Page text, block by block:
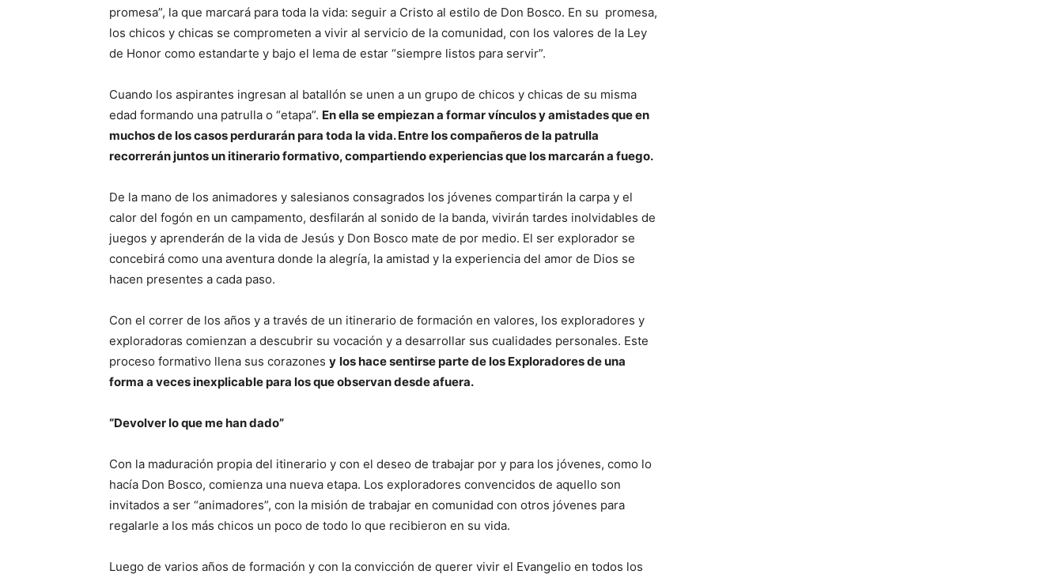
promesa”, la que marcará para toda la vida: seguir a Cristo al estilo de Don Bosco. En su promesa,
los chicos y chicas se comprometen a vivir al servicio de la comunidad, con los valores de la Ley
de Honor como estandarte y bajo el lema de estar “siempre listos para servir”.
Cuando los aspirantes ingresan al batallón se unen a un grupo de chicos y chicas de su misma
edad formando una patrulla o “etapa”. En ella se empiezan a formar vínculos y amistades que en
muchos de los casos perdurarán para toda la vida. Entre los compañeros de la patrulla
recorrerán juntos un itinerario formativo, compartiendo experiencias que los marcarán a fuego.
De la mano de los animadores y salesianos consagrados los jóvenes compartirán la carpa y el
calor del fogón en un campamento, desfilarán al sonido de la banda, vivirán tardes inolvidables de
juegos y aprenderán de la vida de Jesús y Don Bosco mate de por medio. El ser explorador se
concebirá como una aventura donde la alegría, la amistad y la experiencia del amor de Dios se
hacen presentes a cada paso.
Con el correr de los años y a través de un itinerario de formación en valores, los exploradores y
exploradoras comienzan a descubrir su vocación y a desarrollar sus cualidades personales. Este
proceso formativo llena sus corazones y los hace sentirse parte de los Exploradores de una
forma a veces inexplicable para los que observan desde afuera.
“Devolver lo que me han dado”
Con la maduración propia del itinerario y con el deseo de trabajar por y para los jóvenes, como lo
hacía Don Bosco, comienza una nueva etapa. Los exploradores convencidos de aquello son
invitados a ser “animadores”, con la misión de trabajar en comunidad con otros jóvenes para
regalarle a los más chicos un poco de todo lo que recibieron en su vida.
Luego de varios años de formación y con la convicción de querer vivir el Evangelio en todos los